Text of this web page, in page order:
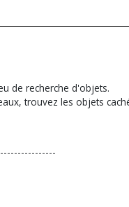
de recherche d'objets.
trouvez les objets